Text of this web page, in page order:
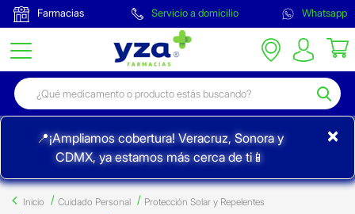
Farmacias Servicio a domicilio Whatsapp
📍¡Ampliamos cobertura! Veracruz, Sonora y
CDMX, ya estamos más cerca de ti📱
×
Inicio Cuidado Personal
Protección Solar y Repelentes